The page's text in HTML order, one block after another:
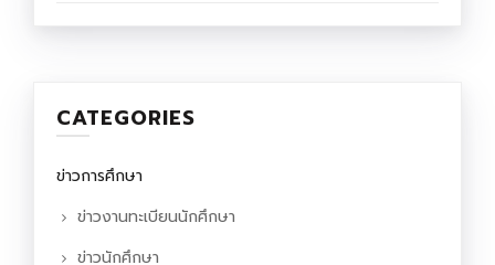
CATEGORIES
ข่าวการศึกษา
ข่าวงานทะเบียนนักศึกษา
ข่าวนักศึกษา